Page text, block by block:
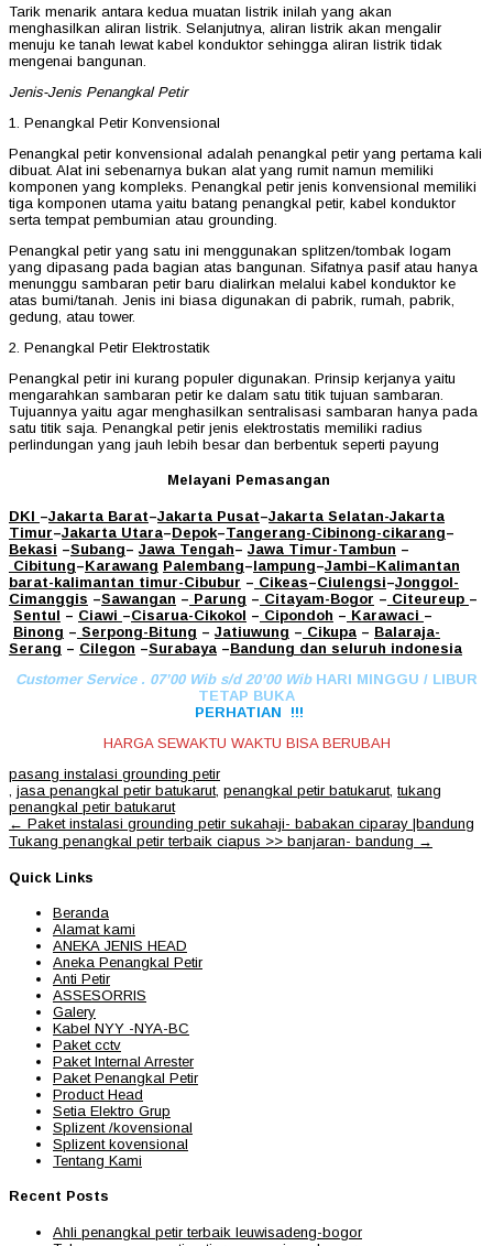
Tarik menarik antara kedua muatan listrik inilah yang akan
menghasilkan aliran listrik. Selanjutnya, aliran listrik akan mengalir
menuju ke tanah lewat kabel konduktor sehingga aliran listrik tidak
mengenai bangunan.
Jenis-Jenis Penangkal Petir
1. Penangkal Petir Konvensional
Penangkal petir konvensional adalah penangkal petir yang pertama kali
dibuat. Alat ini sebenarnya bukan alat yang rumit namun memiliki
komponen yang kompleks. Penangkal petir jenis konvensional memiliki
tiga komponen utama yaitu batang penangkal petir, kabel konduktor
serta tempat pembumian atau grounding.
Penangkal petir yang satu ini menggunakan splitzen/tombak logam
yang dipasang pada bagian atas bangunan. Sifatnya pasif atau hanya
menunggu sambaran petir baru dialirkan melalui kabel konduktor ke
atas bumi/tanah. Jenis ini biasa digunakan di pabrik, rumah, pabrik,
gedung, atau tower.
2. Penangkal Petir Elektrostatik
Penangkal petir ini kurang populer digunakan. Prinsip kerjanya yaitu
mengarahkan sambaran petir ke dalam satu titik tujuan sambaran.
Tujuannya yaitu agar menghasilkan sentralisasi sambaran hanya pada
satu titik saja. Penangkal petir jenis elektrostatis memiliki radius
perlindungan yang jauh lebih besar dan berbentuk seperti payung
Melayani Pemasangan
DKI –Jakarta Barat–Jakarta Pusat–Jakarta Selatan-Jakarta
Timur–Jakarta Utara–Depok–Tangerang-Cibinong-cikarang–
Bekasi –Subang– Jawa Tengah– Jawa Timur-Tambun –
Cibitung–Karawang Palembang–lampung–Jambi–Kalimantan
barat-kalimantan timur-Cibubur – Cikeas–Ciulengsi–Jonggol-
Cimanggis –Sawangan – Parung – Citayam-Bogor – Citeureup –
Sentul – Ciawi –Cisarua-Cikokol – Cipondoh – Karawaci –
Binong – Serpong-Bitung – Jatiuwung – Cikupa – Balaraja-
Serang – Cilegon –Surabaya –Bandung dan seluruh indonesia
Customer Service . 07’00 Wib s/d 20’00 WibHARI MINGGU / LIBUR
TETAP BUKA
PERHATIAN !!!
HARGA SEWAKTU WAKTU BISA BERUBAH
pasang instalasi grounding petir
jasa penangkal petir batukarut, penangkal petir batukarut, tukang
penangkal petir batukarut
Post
navigation
← Paket instalasi grounding petir sukahaji- babakan ciparay |bandung
Tukang penangkal petir terbaik ciapus >> banjaran- bandung →
Quick Links
Beranda
Alamat kami
ANEKA JENIS HEAD
Aneka Penangkal Petir
Anti Petir
ASSESORRIS
Galery
Kabel NYY -NYA-BC
Paket cctv
Paket Internal Arrester
Paket Penangkal Petir
Product Head
Setia Elektro Grup
Splizent /kovensional
Splizent kovensional
Tentang Kami
Recent Posts
Ahli penangkal petir terbaik leuwisadeng-bogor